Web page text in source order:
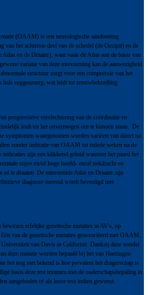
(OAAM) is een neurologische aandoening
van het achterste deel van de schedel (de Occipit) en de
Atlas en de Draaier), waar vaak de Atlas aan de basis van
variatie van deze misvorming kan de aanwezigheid
structuur zorgt voor een compressie van het
hals ruggenmerg, wat leidt tot zenuwbeknelling.
progressieve verslechtering van de coördinatie en
leidt tot het onvermogen om te kunnen staan. De
symptomen waargenomen worden variëert van direct na
zonder indicatie van OAAM tot enkele weken na de
zijn een klikkend geluid wanneer het paard het
stijve en/of hoge hoofd- en/of nekdracht en
of te draaien. De misvormde Atlas en Draaier zijn
diagnose meestal wordt bevestigd met
erfelijke genetische mutaties in AV's, op
van de genetische mutaties geassociëerd met OAAM,
van Davis in Californië. Dankzij deze vondst
deze mutatie worden bepaald bij het van Haeringen
het nog niet bekend is hoe prevalent het dragerschap is
basis deze test tezamen met de ouderschapsbepaling in
aangeboden of als losse test indien gewenst.